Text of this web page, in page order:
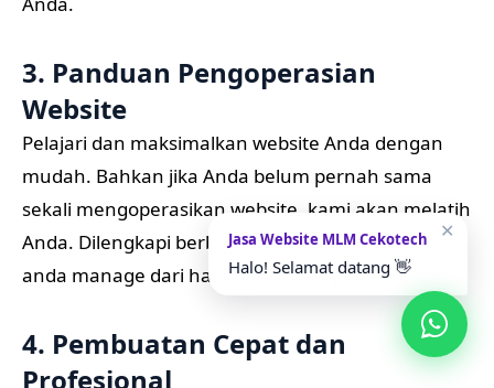
3. Panduan Pengoperasian
Website
Pelajari dan maksimalkan website Anda dengan
mudah. Bahkan jika Anda belum pernah sama
sekali mengoperasikan website, kami akan melatih
Anda. Dilengkapi berbagai fitur menarik yang bisa
anda manage dari halaman admin panel.
4. Pembuatan Cepat dan
Profesional
✕
Jasa Website MLM Cekotech
Halo! Selamat datang 👋